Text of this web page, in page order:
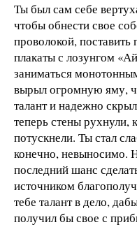
Ты был сам себе
чтобы обнести свое
проволокой,
плакаты с лозунгом
заниматься
вырыл огромную яму,
талант и надежно
теперь стены рухнули,
потускнели. Ты стал
конечно, невыносимо.
последний шанс
источником
тебе талант в дело,
получил бы свое с